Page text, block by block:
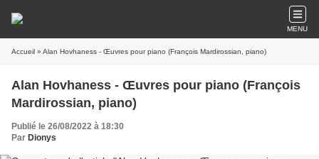
MENU
Accueil » Alan Hovhaness - Œuvres pour piano (François Mardirossian, piano)
Alan Hovhaness - Œuvres pour piano (François
Mardirossian, piano)
Publié le 26/08/2022 à 18:30
Par Dionys